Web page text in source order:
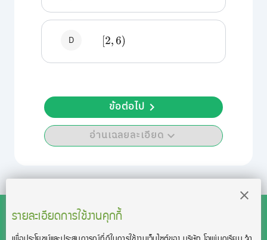
D 2,6)
อ่านเฉลยละเอียด
ข้อต่อไป
รายละเอียดการใช้งานคุกกี้